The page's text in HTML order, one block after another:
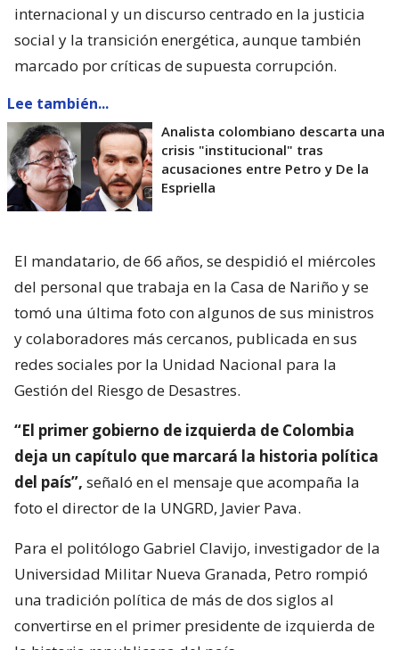
internacional y un discurso centrado en la justicia
social y la transición energética, aunque también
marcado por críticas de supuesta corrupción.
Lee también...
Analista colombiano descarta una
crisis "institucional" tras
acusaciones entre Petro y De la
Espriella
El mandatario, de 66 años, se despidió el miércoles
del personal que trabaja en la Casa de Nariño y se
tomó una última foto con algunos de sus ministros
y colaboradores más cercanos, publicada en sus
redes sociales por la Unidad Nacional para la
Gestión del Riesgo de Desastres.
“El primer gobierno de izquierda de Colombia
deja un capítulo que marcará la historia política
del país”, señaló en el mensaje que acompaña la
foto el director de la UNGRD, Javier Pava.
Para el politólogo Gabriel Clavijo, investigador de la
Universidad Militar Nueva Granada, Petro rompió
una tradición política de más de dos siglos al
convertirse en el primer presidente de izquierda de